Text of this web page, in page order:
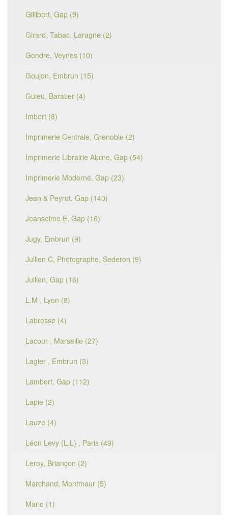
Gillibert, Gap (9)
Girard, Tabac, Laragne (2)
Gondre, Veynes (10)
Goujon, Embrun (15)
Guieu, Baratier (4)
Imbert (8)
Imprimerie Centrale, Grenoble (2)
Imprimerie Librairie Alpine, Gap (54)
Imprimerie Moderne, Gap (23)
Jean & Peyrot, Gap (140)
Jeanselme E, Gap (16)
Jugy, Embrun (9)
Jullien C, Photographe, Sederon (9)
Jullien, Gap (16)
L.M , Lyon (8)
Labrosse (4)
Lacour , Marseille (27)
Lagier , Embrun (3)
Lambert, Gap (112)
Lapie (2)
Lauze (4)
Léon Levy (L.L) , Paris (49)
Leroy, Briançon (2)
Marchand, Montmaur (5)
Mario (1)